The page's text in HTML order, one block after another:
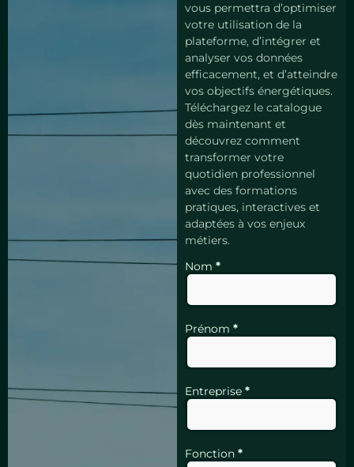
vous permettra d’optimiser
votre utilisation de la
plateforme, d’intégrer et
analyser vos données
efficacement, et d’atteindre
vos objectifs énergétiques.
Téléchargez le catalogue
dès maintenant et
découvrez comment
transformer votre
quotidien professionnel
avec des formations
pratiques, interactives et
adaptées à vos enjeux
métiers.
Formulaire
formation
Nom *
Prénom *
Entreprise *
Fonction *